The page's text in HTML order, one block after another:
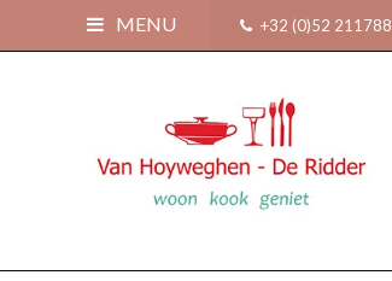
MENU +32 (0)52 211788